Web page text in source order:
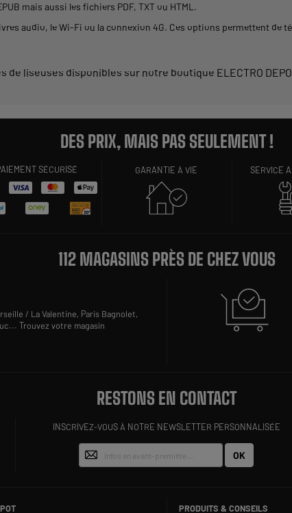
mais aussi les fichiers PDF, TXT ou HTML.
audio, le Wi-Fi ou la connexion 4G. Ces options permettent de
de liseuses disponibles sur notre boutique ELECTRO
DES PRIX, MAIS PAS SEULEMENT !
SÉCURISÉ GARANTIE À VIE SERVICE
112 MAGASINS PRÈS DE CHEZ VOUS
/ La Valentine, Paris Bagnolet,
...Trouvez votre magasin
RESTONS EN CONTACT
INSCRIVEZ-VOUS À NOTRE NEWSLETTER PERSONNALISÉE
OK
PRODUITS & CONSEILS